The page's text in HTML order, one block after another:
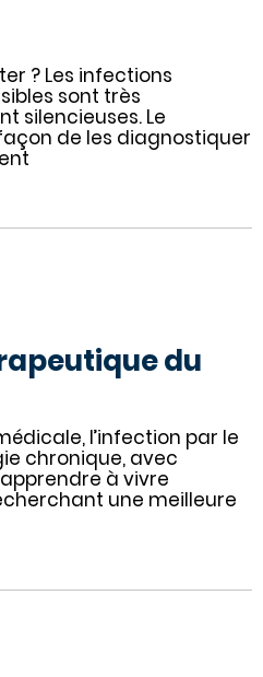
? Les infections
sont très
silencieuses. Le
de les diagnostiquer
du
l’infection par le
chronique, avec
à vivre
une meilleure